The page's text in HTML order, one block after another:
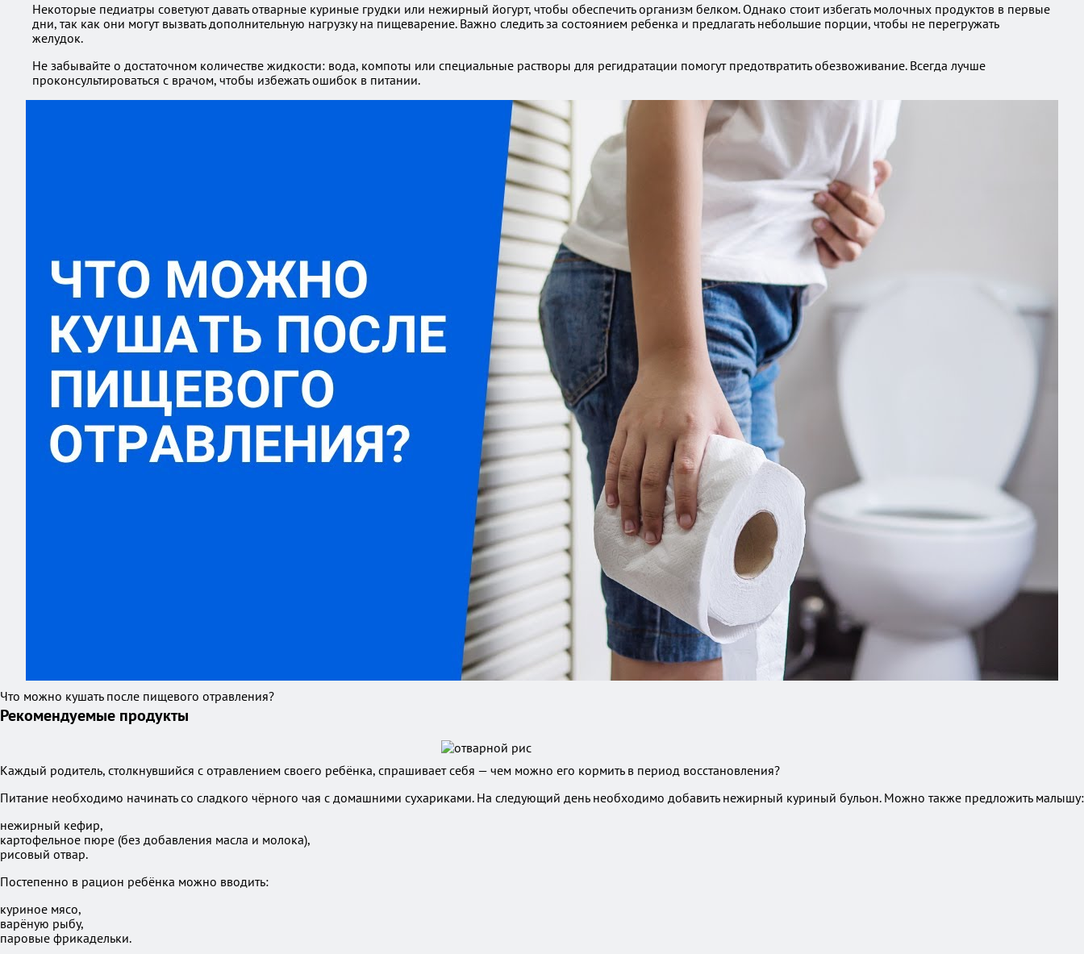
Некоторые педиатры советуют давать отварные куриные грудки или нежирный йогурт, чтобы обеспечить организм белком. Однако стоит избегать молочных продуктов в первые
дни, так как они могут вызвать дополнительную нагрузку на пищеварение. Важно следить за состоянием ребенка и предлагать небольшие порции, чтобы не перегружать
желудок.
Не забывайте о достаточном количестве жидкости: вода, компоты или специальные растворы для регидратации помогут предотвратить обезвоживание. Всегда лучше
проконсультироваться с врачом, чтобы избежать ошибок в питании.
Что можно кушать после пищевого отравления?
Рекомендуемые продукты
Каждый родитель, столкнувшийся с отравлением своего ребёнка, спрашивает себя — чем можно его кормить в период восстановления?
Питание необходимо начинать со сладкого чёрного чая с домашними сухариками. На следующий день необходимо добавить нежирный куриный бульон. Можно также предложить малышу:
нежирный кефир,
картофельное пюре (без добавления масла и молока),
рисовый отвар.
Постепенно в рацион ребёнка можно вводить:
куриное мясо,
варёную рыбу,
паровые фрикадельки.